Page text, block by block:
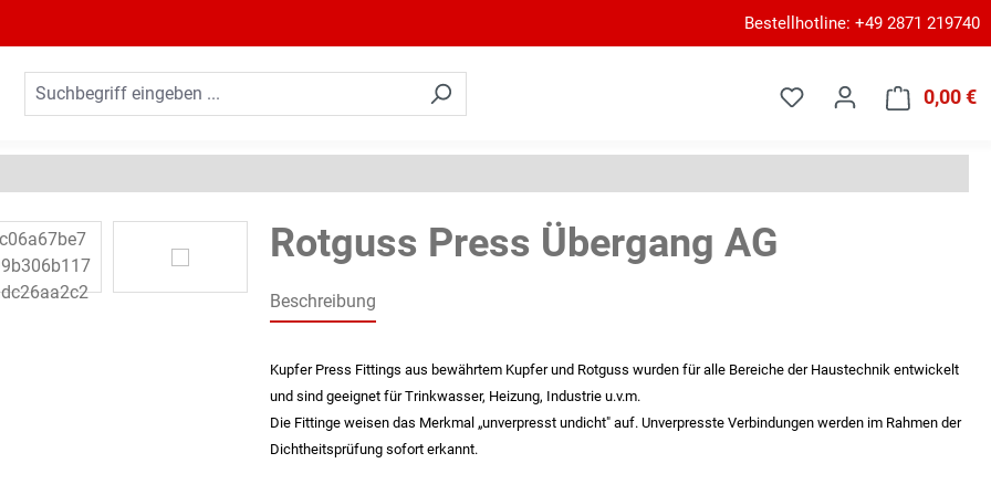
Bestellhotline: +49 2871 219740
0,00 €
Rotguss Press Übergang AG
Beschreibung
Kupfer Press Fittings aus bewährtem Kupfer und Rotguss wurden für alle Bereiche der Haustechnik entwickelt
und sind geeignet für Trinkwasser, Heizung, Industrie u.v.m.
Die Fittinge weisen das Merkmal „unverpresst undicht" auf. Unverpresste Verbindungen werden im Rahmen der
Dichtheitsprüfung sofort erkannt.